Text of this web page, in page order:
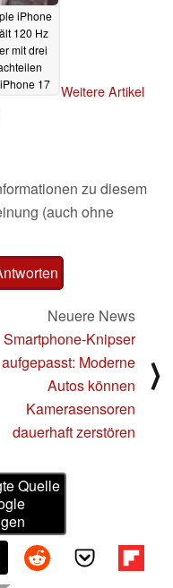
iPhone
120 Hz
mit drei
17
Weitere Artikel
zu diesem
(auch ohne
Neuere News
Smartphone-Knipser
aufgepasst: Moderne
Autos können
Kamerasensoren
dauerhaft zerstören
⟩
Quelle